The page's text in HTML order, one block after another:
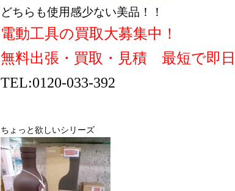
どちらも使用感少ない美品！！
電動工具の買取大募集中！
無料出張・買取・見積 最短で即
TEL:0120-033-392
ちょっと欲しいシリーズ